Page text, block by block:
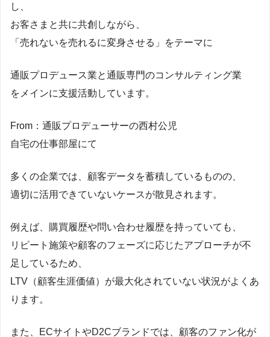
し、
お客さまと共に共創しながら、
「売れないを売れるに変身させる」をテーマに
通販プロデュース業と通販専門のコンサルティング業
をメインに支援活動しています。
From：通販プロデューサーの西村公児
自宅の仕事部屋にて
多くの企業では、顧客データを蓄積しているものの、
適切に活用できていないケースが散見されます。
例えば、購買履歴や問い合わせ履歴を持っていても、
リピート施策や顧客のフェーズに応じたアプローチが不
足しているため、
LTV（顧客生涯価値）が最大化されていない状況がよくあ
ります。
また、ECサイトやD2Cブランドでは、顧客のファン化が